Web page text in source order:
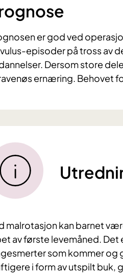
er god ved
episoder på tross av
Dersom store
ernæring. Behovet
malrotasjon kan barnet
av første levemåned. Det
som kommer og
i form av utspilt buk,